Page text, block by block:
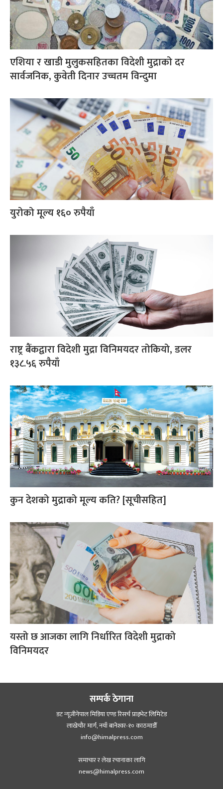
एशिया र खाडी मुलुकसहितका विदेशी मुद्राको दर
सार्वजनिक, कुवेती दिनार उच्चतम विन्दुमा
युरोको मूल्य १६० रुपैयाँ
राष्ट्र बैंकद्वारा विदेशी मुद्रा विनिमयदर तोकियो, डलर
१३८.५६ रुपैयाँ
कुन देशको मुद्राको मूल्य कति? [सूचीसहित]
यस्तो छ आजका लागि निर्धारित विदेशी मुद्राको
विनिमयदर
सम्पर्क ठेगाना
डट न्यूजीनेपाल मिडिया एण्ड रिसर्च प्राइभेट लिमिटेड
लाखेचौर मार्ग, नयाँ बानेश्‍वर-१० काठमाडौँ
info@himalpress.com
समाचार र लेख रचानाका लागि
news@himalpress.com